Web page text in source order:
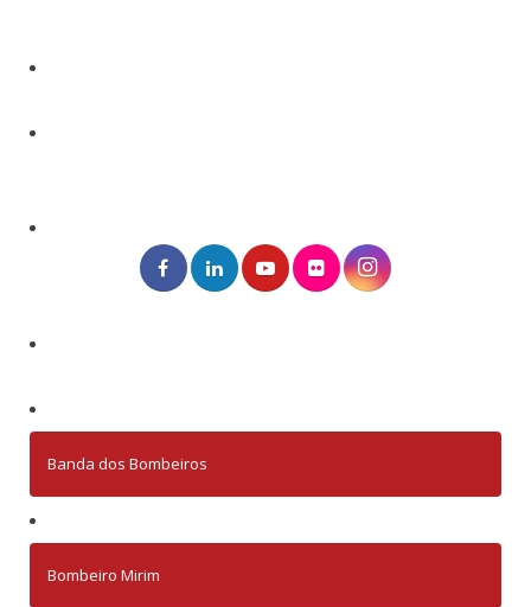
Banda dos Bombeiros
Bombeiro Mirim